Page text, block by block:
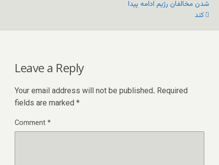
شدن مخالفان رژیم ادامه پیدا
کند
Leave a Reply
Your email address will not be published. Required
fields are marked *
Comment*